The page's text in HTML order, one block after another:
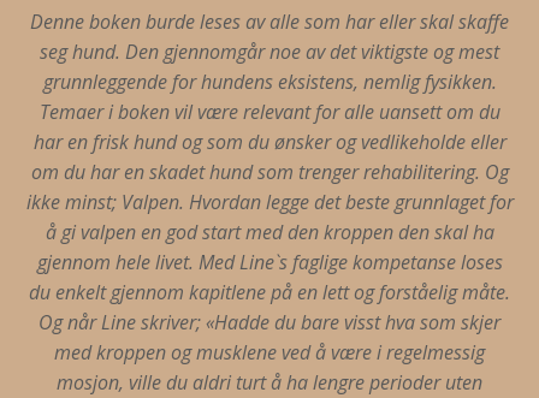
Denne boken burde leses av alle som har eller skal skaffe
seg hund. Den gjennomgår noe av det viktigste og mest
grunnleggende for hundens eksistens, nemlig fysikken.
Temaer i boken vil være relevant for alle uansett om du
har en frisk hund og som du ønsker og vedlikeholde eller
om du har en skadet hund som trenger rehabilitering. Og
ikke minst; Valpen. Hvordan legge det beste grunnlaget for
å gi valpen en god start med den kroppen den skal ha
gjennom hele livet. Med Line`s faglige kompetanse loses
du enkelt gjennom kapitlene på en lett og forståelig måte.
Og når Line skriver; «Hadde du bare visst hva som skjer
med kroppen og musklene ved å være i regelmessig
mosjon, ville du aldri turt å ha lengre perioder uten